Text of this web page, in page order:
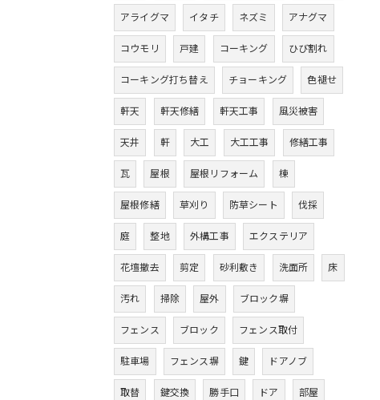
アライグマ イタチ ネズミ アナグマ
コウモリ 戸建 コーキング ひび割れ
コーキング打ち替え チョーキング 色褪せ
軒天 軒天修繕 軒天工事 風災被害
天井 軒 大工 大工工事 修繕工事
瓦 屋根 屋根リフォーム 棟
屋根修繕 草刈り 防草シート 伐採
庭 整地 外構工事 エクステリア
花壇撤去 剪定 砂利敷き 洗面所 床
汚れ 掃除 屋外 ブロック塀
フェンス ブロック フェンス取付
駐車場 フェンス塀 鍵 ドアノブ
取替 鍵交換 勝手口 ドア 部屋